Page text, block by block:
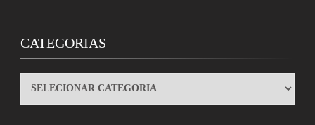
CATEGORIAS
CATEGORIAS